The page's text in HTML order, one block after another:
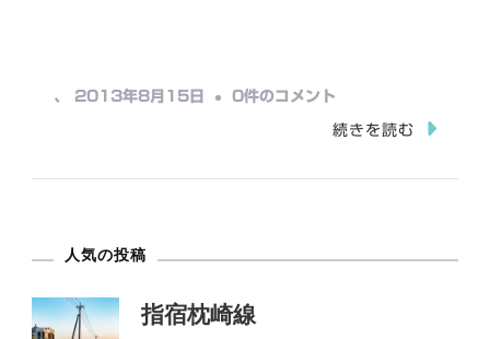
中…
、 2013年8月15日 太
込
0件のコメント
続きを読む
人気の投稿
指宿枕崎線